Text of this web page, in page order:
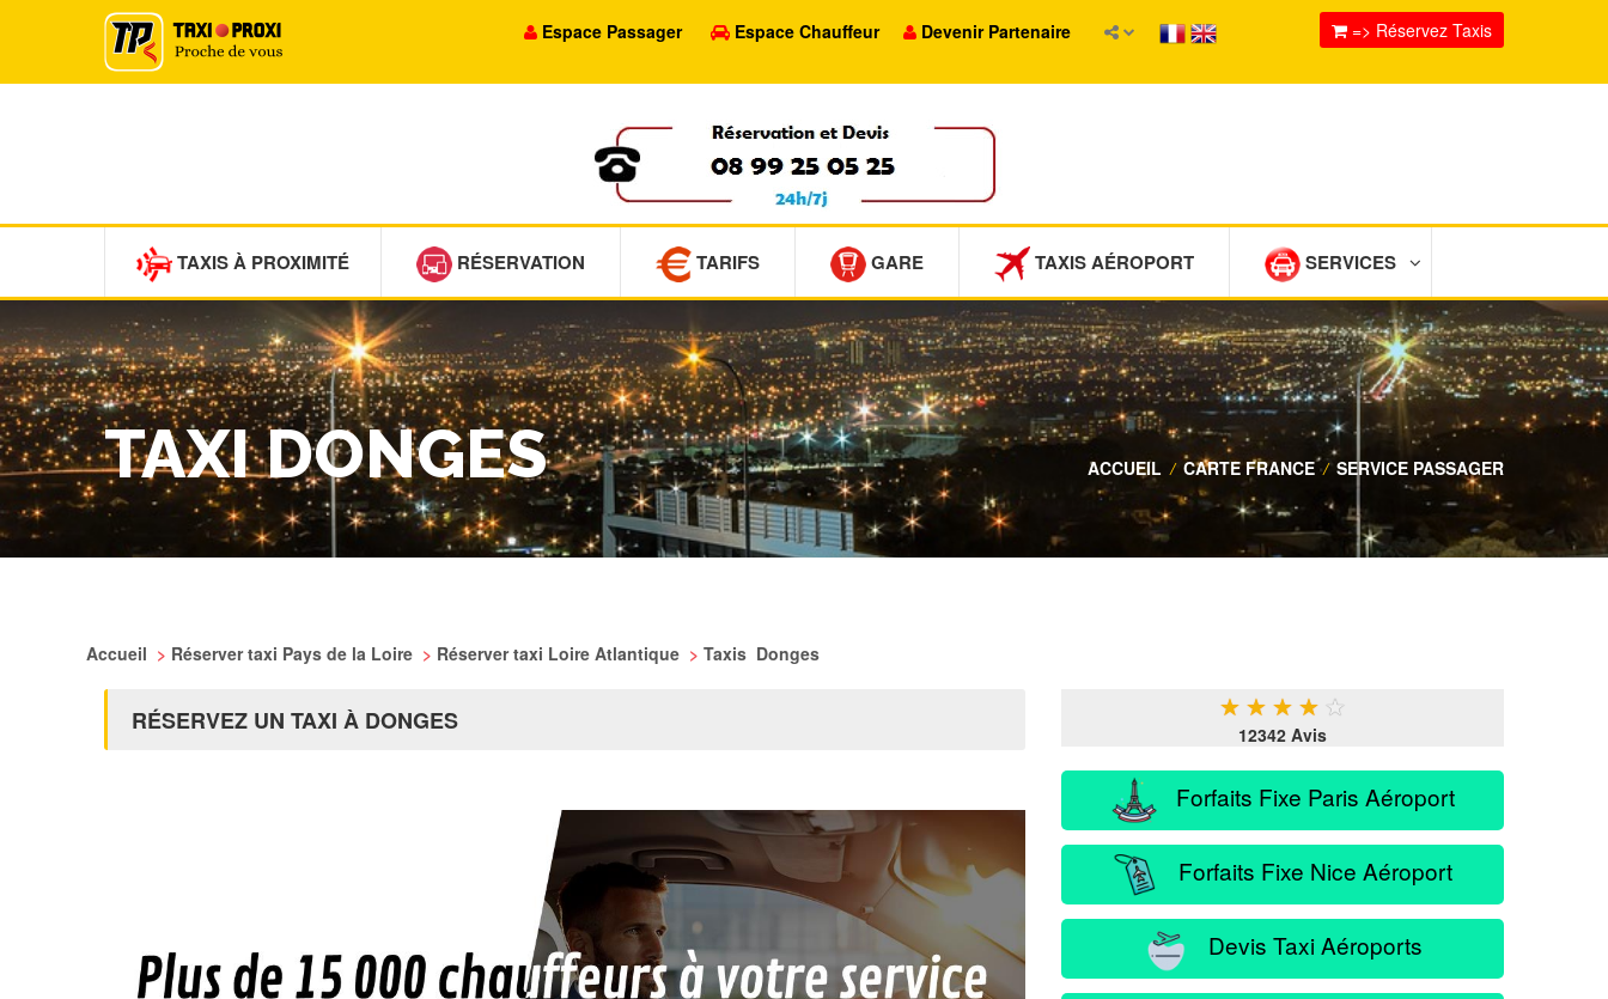
Espace Passager Espace Chauffeur Devenir Partenaire => Réservez Taxis
TAXIS À PROXIMITÉ RÉSERVATION TARIFS GARE TAXIS AÉROPORT SERVICES
TAXI DONGES ACCUEIL / CARTE FRANCE / SERVICE PASSAGER
Accueil > Réserver taxi Pays de la Loire > Réserver taxi Loire Atlantique > Taxis Donges
RÉSERVEZ UN TAXI À DONGES ★ ★ ★ ★ ★
12342 Avis
Forfaits Fixe Paris Aéroport
Forfaits Fixe Nice Aéroport
Devis Taxi Aéroports